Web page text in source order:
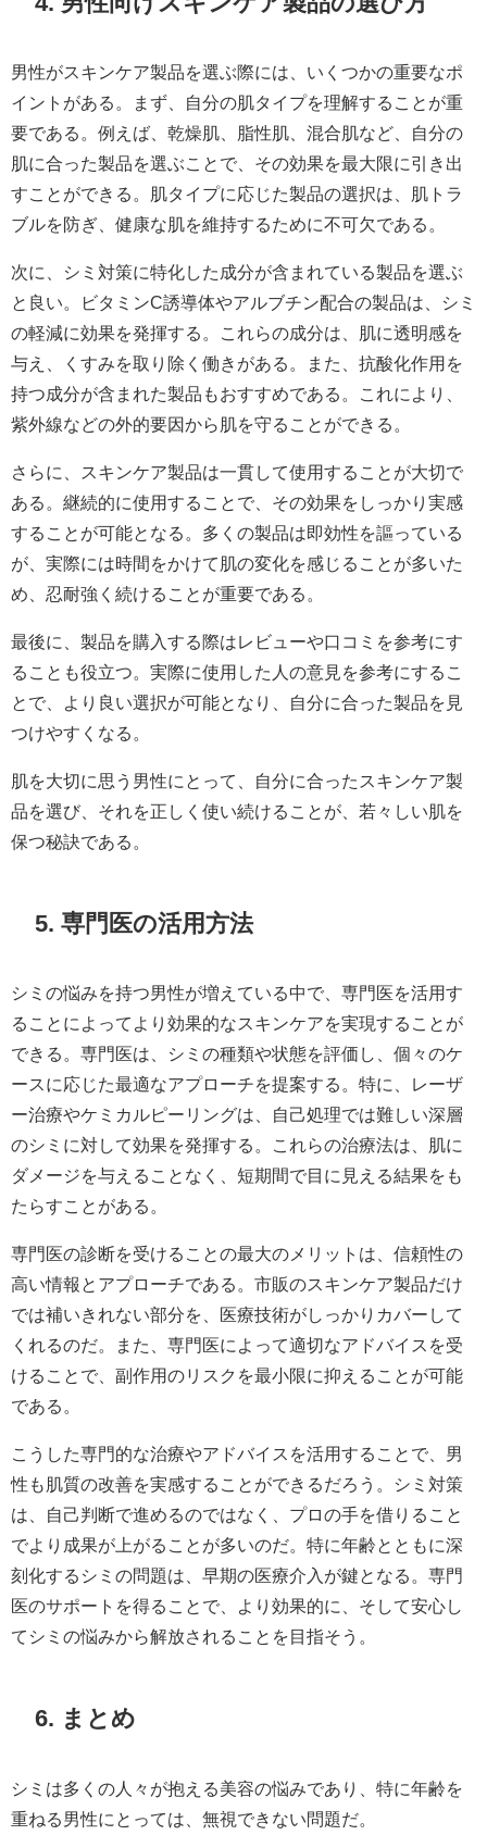
男性がスキンケア製品を選ぶ際には、いくつかの重要なポ
イントがある。まず、自分の肌タイプを理解することが重
要である。例えば、乾燥肌、脂性肌、混合肌など、自分の
肌に合った製品を選ぶことで、その効果を最大限に引き出
すことができる。肌タイプに応じた製品の選択は、肌トラ
ブルを防ぎ、健康な肌を維持するために不可欠である。
次に、シミ対策に特化した成分が含まれている製品を選ぶ
と良い。ビタミンC誘導体やアルブチン配合の製品は、シミ
の軽減に効果を発揮する。これらの成分は、肌に透明感を
与え、くすみを取り除く働きがある。また、抗酸化作用を
持つ成分が含まれた製品もおすすめである。これにより、
紫外線などの外的要因から肌を守ることができる。
さらに、スキンケア製品は一貫して使用することが大切で
ある。継続的に使用することで、その効果をしっかり実感
することが可能となる。多くの製品は即効性を謳っている
が、実際には時間をかけて肌の変化を感じることが多いた
め、忍耐強く続けることが重要である。
最後に、製品を購入する際はレビューや口コミを参考にす
ることも役立つ。実際に使用した人の意見を参考にするこ
とで、より良い選択が可能となり、自分に合った製品を見
つけやすくなる。
肌を大切に思う男性にとって、自分に合ったスキンケア製
品を選び、それを正しく使い続けることが、若々しい肌を
保つ秘訣である。
5. 専門医の活用方法
シミの悩みを持つ男性が増えている中で、専門医を活用す
ることによってより効果的なスキンケアを実現することが
できる。専門医は、シミの種類や状態を評価し、個々のケ
ースに応じた最適なアプローチを提案する。特に、レーザ
ー治療やケミカルピーリングは、自己処理では難しい深層
のシミに対して効果を発揮する。これらの治療法は、肌に
ダメージを与えることなく、短期間で目に見える結果をも
たらすことがある。
専門医の診断を受けることの最大のメリットは、信頼性の
高い情報とアプローチである。市販のスキンケア製品だけ
では補いきれない部分を、医療技術がしっかりカバーして
くれるのだ。また、専門医によって適切なアドバイスを受
けることで、副作用のリスクを最小限に抑えることが可能
である。
こうした専門的な治療やアドバイスを活用することで、男
性も肌質の改善を実感することができるだろう。シミ対策
は、自己判断で進めるのではなく、プロの手を借りること
でより成果が上がることが多いのだ。特に年齢とともに深
刻化するシミの問題は、早期の医療介入が鍵となる。専門
医のサポートを得ることで、より効果的に、そして安心し
てシミの悩みから解放されることを目指そう。
6. まとめ
シミは多くの人々が抱える美容の悩みであり、特に年齢を
重ねる男性にとっては、無視できない問題だ。